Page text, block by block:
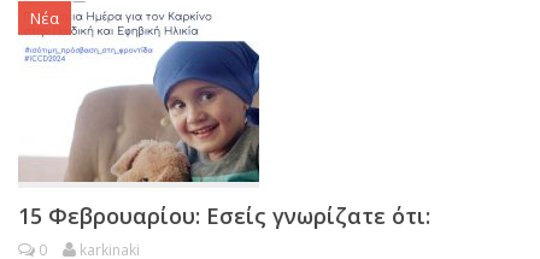
Νέα
15 Φεβρουαρίου: Εσείς γνωρίζατε ότι:
0 karkinaki